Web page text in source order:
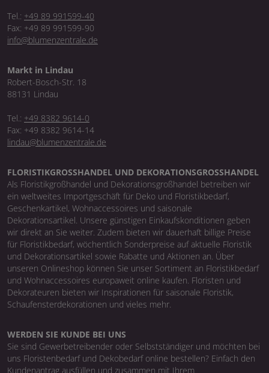
Tel.: +49 89 991599-40
Fax: +49 89 991599-90
info@blumenzentrale.de
Markt in Lindau
Robert-Bosch-Str. 18
88131 Lindau
Tel.: +49 8382 9614-0
Fax: +49 8382 9614-14
lindau@blumenzentrale.de
FLORISTIKGROSSHANDEL UND DEKORATIONSGROSSHANDEL
Als Floristikgroßhandel und Dekorationsgroßhandel betreiben wir
ein weltweites Importgeschäft für Deko und Floristikbedarf,
Geschenkartikel, Wohnaccessoires und saisonale
Dekorationsartikel. Unsere günstigen Einkaufskonditionen geben
wir direkt an Sie weiter. Zudem bieten wir dauerhaft billige Preise
für Floristikbedarf, wöchentlich Sonderpreise auf aktuelle Floristik
und Dekorationsartikel sowie Rabatte und Aktionen an. Über
unseren Onlineshop können Sie unser Sortiment an Floristikbedarf
und Wohnaccessoires europaweit online kaufen. Floristen und
Dekorateuren bieten wir Inspirationen für saisonale Floristik,
Schaufensterdekorationen und vieles mehr.
WERDEN SIE KUNDE BEI UNS
Sie sind Gewerbetreibender oder Selbstständiger und möchten bei
uns Floristenbedarf und Dekobedarf online bestellen? Einfach den
Kundenantrag ausfüllen und zusammen mit Ihrem